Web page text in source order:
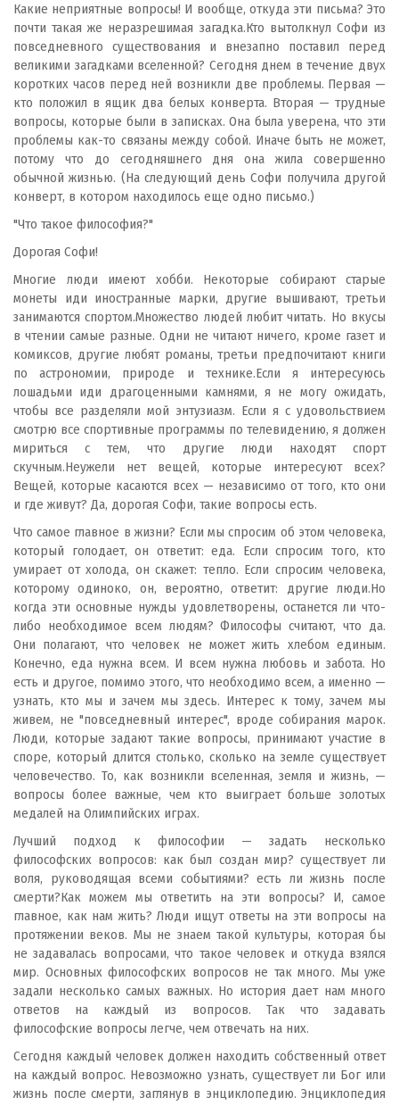
Какие неприятные вопросы! И вообще, откуда эти письма? Это
почти такая же неразрешимая загадка.Кто вытолкнул Софи из
повседневного существования и внезапно поставил перед
великими загадками вселенной? Сегодня днем в течение двух
коротких часов перед ней возникли две проблемы. Первая —
кто положил в ящик два белых конверта. Вторая — трудные
вопросы, которые были в записках. Она была уверена, что эти
проблемы как-то связаны между собой. Иначе быть не может,
потому что до сегодняшнего дня она жила совершенно
обычной жизнью. (На следующий день Софи получила другой
конверт, в котором находилось еще одно письмо.)
"Что такое философия?"
Дорогая Софи!
Многие люди имеют хобби. Некоторые собирают старые
монеты иди иностранные марки, другие вышивают, третьи
занимаются спортом.Множество людей любит читать. Но вкусы
в чтении самые разные. Одни не читают ничего, кроме газет и
комиксов, другие любят романы, третьи предпочитают книги
по астрономии, природе и технике.Если я интересуюсь
лошадьми иди драгоценными камнями, я не могу ожидать,
чтобы все разделяли мой энтузиазм. Если я с удовольствием
смотрю все спортивные программы по телевидению, я должен
мириться с тем, что другие люди находят спорт
скучным.Неужели нет вещей, которые интересуют всех?
Вещей, которые касаются всех — независимо от того, кто они
и где живут? Да, дорогая Софи, такие вопросы есть.
Что самое главное в жизни? Если мы спросим об этом человека,
который голодает, он ответит: еда. Если спросим того, кто
умирает от холода, он скажет: тепло. Если спросим человека,
которому одиноко, он, вероятно, ответит: другие люди.Но
когда эти основные нужды удовлетворены, останется ли что-
либо необходимое всем людям? Философы считают, что да.
Они полагают, что человек не может жить хлебом единым.
Конечно, еда нужна всем. И всем нужна любовь и забота. Но
есть и другое, помимо этого, что необходимо всем, а именно —
узнать, кто мы и зачем мы здесь. Интерес к тому, зачем мы
живем, не "повседневный интерес", вроде собирания марок.
Люди, которые задают такие вопросы, принимают участие в
споре, который длится столько, сколько на земле существует
человечество. То, как возникли вселенная, земля и жизнь, —
вопросы более важные, чем кто выиграет больше золотых
медалей на Олимпийских играх.
Лучший подход к философии — задать несколько
философских вопросов: как был создан мир? существует ли
воля, руководящая всеми событиями? есть ли жизнь после
смерти?Как можем мы ответить на эти вопросы? И, самое
главное, как нам жить? Люди ищут ответы на эти вопросы на
протяжении веков. Мы не знаем такой культуры, которая бы
не задавалась вопросами, что такое человек и откуда взялся
мир. Основных философских вопросов не так много. Мы уже
задали несколько самых важных. Но история дает нам много
ответов на каждый из вопросов. Так что задавать
философские вопросы легче, чем отвечать на них.
Сегодня каждый человек должен находить собственный ответ
на каждый вопрос. Невозможно узнать, существует ли Бог или
жизнь после смерти, заглянув в энциклопедию. Энциклопедия